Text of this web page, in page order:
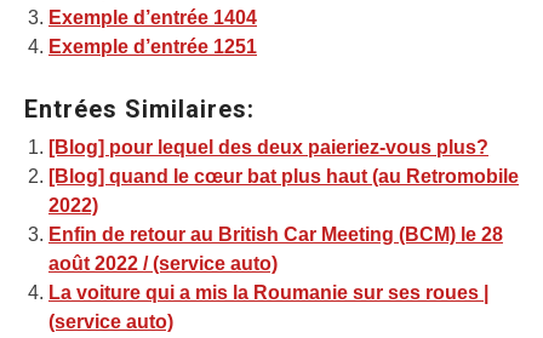
Exemple d’entrée 1404
Exemple d’entrée 1251
Entrées Similaires:
[Blog] pour lequel des deux paieriez-vous plus?
[Blog] quand le cœur bat plus haut (au Retromobile
2022)
Enfin de retour au British Car Meeting (BCM) le 28
août 2022 / (service auto)
La voiture qui a mis la Roumanie sur ses roues |
(service auto)